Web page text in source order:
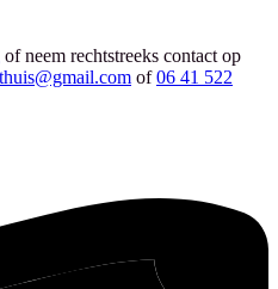
of neem rechtstreeks contact op
of 06 41 522